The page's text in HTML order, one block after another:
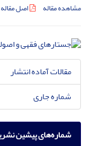
مشاهده مقاله اصل مقاله
مقالات آماده انتشار
شماره جاری
شماره‌های پیشین